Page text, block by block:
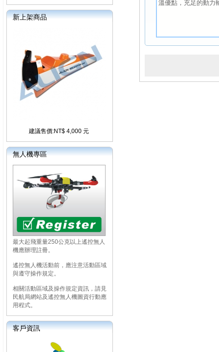
新上架商品
建議售價:NT$ 4,000 元
無人機專區
最大起飛重量250公克以上遙控無人
機應辦理註冊。
遙控無人機活動前，應注意活動區域
與遵守操作規定。
相關活動區域及操作規定資訊，請見
民航局網站及遙控無人機圖資行動應
用程式。
客戶資訊
溫優點，充足的動力